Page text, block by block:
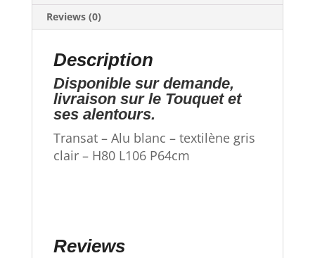
Reviews (0)
Description
Disponible sur demande,
livraison sur le Touquet et
ses alentours.
Transat – Alu blanc – textilène gris
clair – H80 L106 P64cm
Reviews